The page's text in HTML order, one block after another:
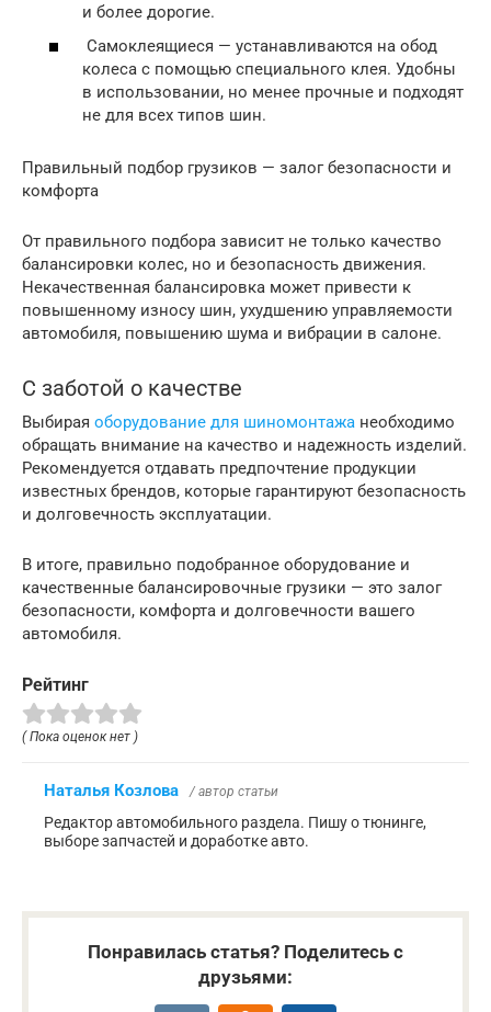
и более дорогие.
Самоклеящиеся — устанавливаются на обод
колеса с помощью специального клея. Удобны
в использовании, но менее прочные и подходят
не для всех типов шин.
Правильный подбор грузиков — залог безопасности и
комфорта
От правильного подбора зависит не только качество
балансировки колес, но и безопасность движения.
Некачественная балансировка может привести к
повышенному износу шин, ухудшению управляемости
автомобиля, повышению шума и вибрации в салоне.
С заботой о качестве
Выбирая оборудование для шиномонтажа необходимо
обращать внимание на качество и надежность изделий.
Рекомендуется отдавать предпочтение продукции
известных брендов, которые гарантируют безопасность
и долговечность эксплуатации.
В итоге, правильно подобранное оборудование и
качественные балансировочные грузики — это залог
безопасности, комфорта и долговечности вашего
автомобиля.
Рейтинг
( Пока оценок нет )
Наталья Козлова / автор статьи
Редактор автомобильного раздела. Пишу о тюнинге,
выборе запчастей и доработке авто.
Понравилась статья? Поделитесь с
друзьями: